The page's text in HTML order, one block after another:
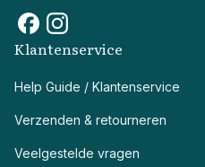
Klantenservice
Help Guide / Klantenservice
Verzenden & retourneren
Veelgestelde vragen